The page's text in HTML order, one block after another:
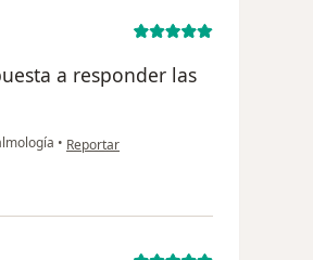
a responder las
• en opinión del usuario Maria Moya
Reportar